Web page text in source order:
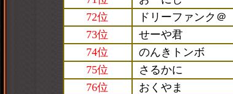
72位
ドリーファンク＠
73位
せーや君
74位
のんきトンボ
75位
さるかに
76位
おくやま